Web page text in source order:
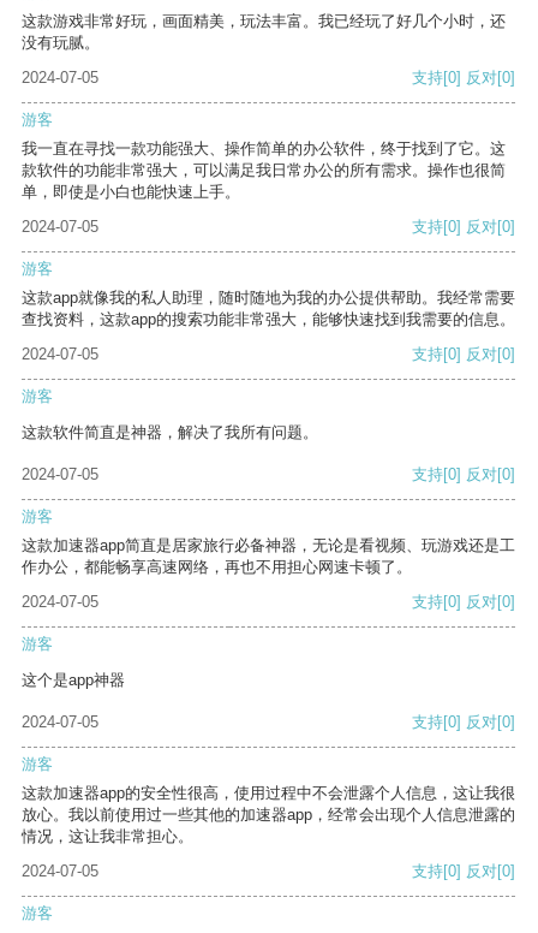
这款游戏非常好玩，画面精美，玩法丰富。我已经玩了好几个小时，还
没有玩腻。
2024-07-05
支持[0] 反对[0]
游客
我一直在寻找一款功能强大、操作简单的办公软件，终于找到了它。这
款软件的功能非常强大，可以满足我日常办公的所有需求。操作也很简
单，即使是小白也能快速上手。
2024-07-05
支持[0] 反对[0]
游客
这款app就像我的私人助理，随时随地为我的办公提供帮助。我经常需要
查找资料，这款app的搜索功能非常强大，能够快速找到我需要的信息。
2024-07-05
支持[0] 反对[0]
游客
这款软件简直是神器，解决了我所有问题。
2024-07-05 支持[0] 反对[0]
游客
这款加速器app简直是居家旅行必备神器，无论是看视频、玩游戏还是工
作办公，都能畅享高速网络，再也不用担心网速卡顿了。
2024-07-05
支持[0] 反对[0]
游客
这个是app神器
2024-07-05 支持[0] 反对[0]
游客
这款加速器app的安全性很高，使用过程中不会泄露个人信息，这让我很
放心。我以前使用过一些其他的加速器app，经常会出现个人信息泄露的
情况，这让我非常担心。
2024-07-05
支持[0] 反对[0]
游客